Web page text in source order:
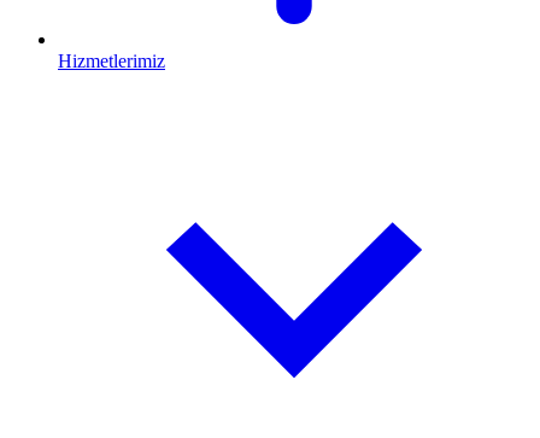
Hizmetlerimiz